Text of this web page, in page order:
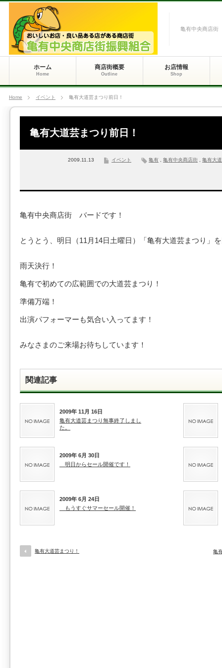
亀有中央商店街
ホーム
Home
商店街概要
Outline
お店情報
Shop
Home イベント 亀有大道芸まつり前日！
亀有大道芸まつり前日！
亀有 亀有中央商店街 亀有大
イベント
2009.11.13
亀有中央商店街 バードです！
とうとう、明日（11月14日土曜日）「亀有大道芸まつり」
雨天決行！
亀有で初めての広範囲での大道芸まつり！
準備万端！
出演パフォーマーも気合い入ってます！
みなさまのご来場お待ちしています！
関連記事
2009年 11月 16日
亀有大道芸まつり無事終了しまし
た。
2009年 6月 30日
明日からセール開催です！
2009年 6月 24日
もうすぐサマーセール開催！
亀有大道芸まつり！ 亀